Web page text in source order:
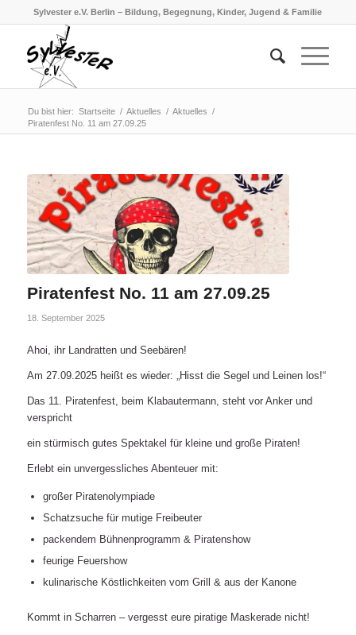
Sylvester e.V. Berlin – Bildung, Begegnung, Kinder, Jugend & Familie
Du bist hier: Startseite / Aktuelles / Aktuelles /
Piratenfest No. 11 am 27.09.25
Piratenfest No. 11 am 27.09.25
18. September 2025
Ahoi, ihr Landratten und Seebären!
Am 27.09.2025 heißt es wieder: „Hisst die Segel und Leinen los!“
Das 11. Piratenfest, beim Klabautermann, steht vor Anker und
verspricht
ein stürmisch gutes Spektakel für kleine und große Piraten!
Erlebt ein unvergessliches Abenteuer mit:
großer Piratenolympiade
Schatzsuche für mutige Freibeuter
packendem Bühnenprogramm & Piratenshow
feurige Feuershow
kulinarische Köstlichkeiten vom Grill & aus der Kanone
Kommt in Scharren – vergesst eure piratige Maskerade nicht!